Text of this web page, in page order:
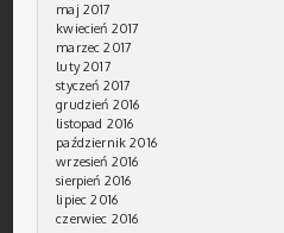
maj 2017
kwiecień 2017
marzec 2017
luty 2017
styczeń 2017
grudzień 2016
listopad 2016
październik 2016
wrzesień 2016
sierpień 2016
lipiec 2016
czerwiec 2016